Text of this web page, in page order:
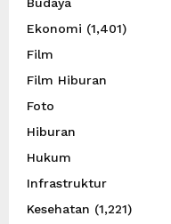
Ekonomi (1,401)
Film
Film Hiburan
Foto
Hiburan
Hukum
Infrastruktur
Kesehatan (1,221)